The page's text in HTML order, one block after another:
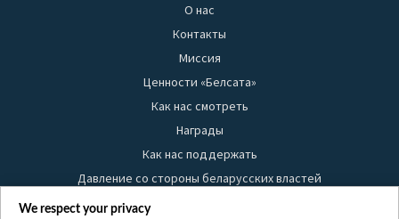
О нас
Контакты
Миссия
Ценности «Белсата»
Как нас смотреть
Награды
Как нас поддержать
Давление со стороны беларусских властей
Правила использования материалов
We respect your privacy